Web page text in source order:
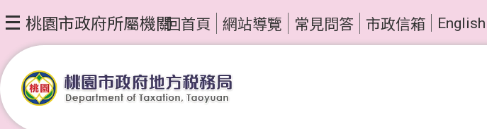
桃園市政府所屬機關回首頁 網站導覽 常見問答 市政信箱 English